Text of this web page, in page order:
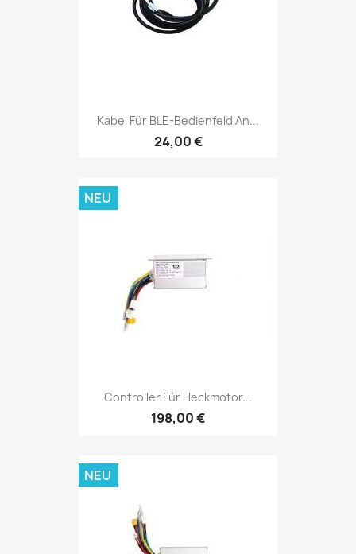
Kabel Für BLE-Bedienfeld An...
24,00 €
Controller Für Heckmotor...
198,00 €
NEU
NEU